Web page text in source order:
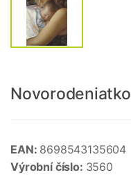
Novorodeniatko
EAN: 8698543135604
Výrobní číslo: 3560